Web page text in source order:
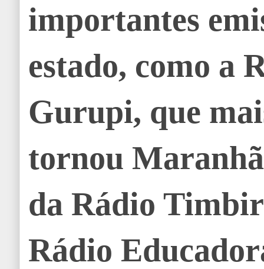
importantes
estado, como a
Gurupi, que
tornou
da Rádio
Rádio